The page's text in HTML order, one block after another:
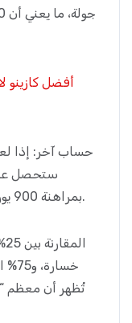
أفضل كازينو
بمراهنة 900 يورو لتتمكن من سحب أي جزء من الربح.
تُظهر أن معظم